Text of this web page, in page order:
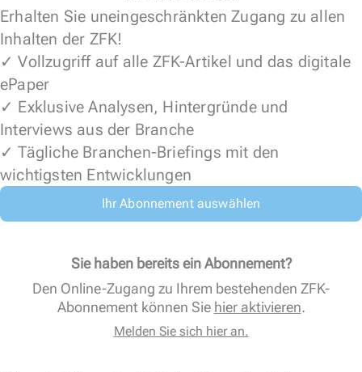
Erhalten Sie uneingeschränkten Zugang zu allen
Inhalten der ZFK!
✓ Vollzugriff auf alle ZFK-Artikel und das digitale
ePaper
✓ Exklusive Analysen, Hintergründe und
Interviews aus der Branche
✓ Tägliche Branchen-Briefings mit den
wichtigsten Entwicklungen
Ihr Abonnement auswählen
Sie haben bereits ein Abonnement?
Den Online-Zugang zu Ihrem bestehenden ZFK-
Abonnement können Sie hier aktivieren.
Melden Sie sich hier an.